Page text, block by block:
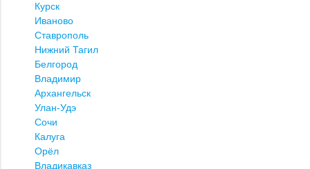
Курск
Иваново
Ставрополь
Нижний Тагил
Белгород
Владимир
Архангельск
Улан-Удэ
Сочи
Калуга
Орёл
Владикавказ